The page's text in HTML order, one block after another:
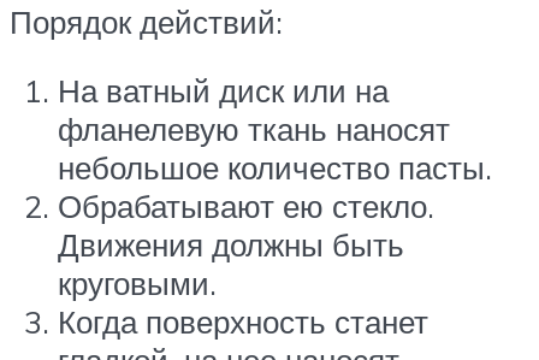
Порядок действий:
На ватный диск или на
фланелевую ткань наносят
небольшое количество пасты.
Обрабатывают ею стекло.
Движения должны быть
круговыми.
Когда поверхность станет